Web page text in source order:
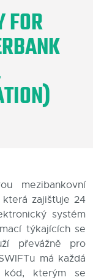
FOR
mezibankovní
která zajišťuje 24
systém
týkajících se
převážně pro
má každá
kód, kterým se